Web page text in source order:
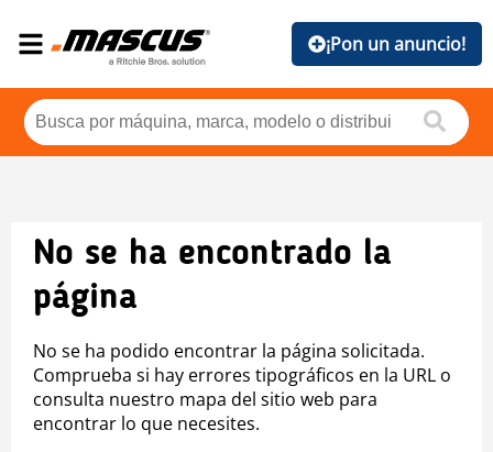
¡Pon un anuncio!
No se ha encontrado la
página
No se ha podido encontrar la página solicitada.
Comprueba si hay errores tipográficos en la URL o
consulta nuestro mapa del sitio web para
encontrar lo que necesites.